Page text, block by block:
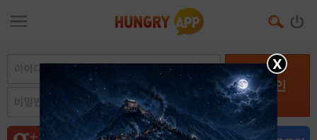
로그인
X